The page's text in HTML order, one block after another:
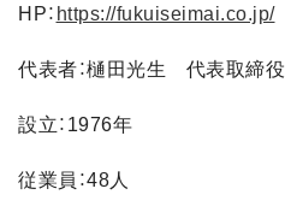
HP： https://fukuiseimai.co.jp/
代表者：樋田光生 代表取締役
設立：1976年
従業員：48人